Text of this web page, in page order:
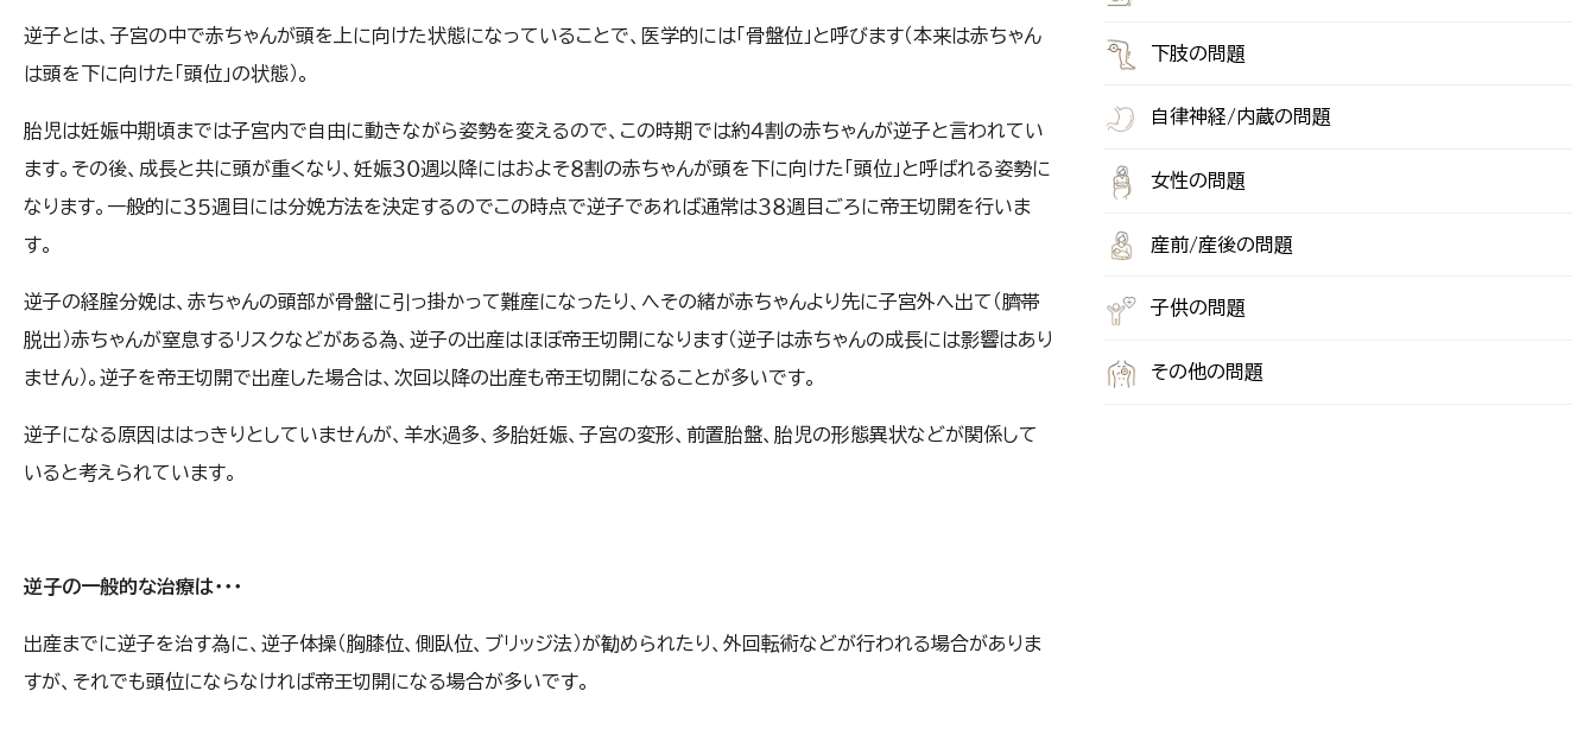
逆子とは、 子宮の中で赤ちゃんが頭を上に向けた状態になっていることで、医学的には「骨盤位」と呼びます（本来は赤ちゃん
は頭を下に向けた「頭位」の状態）。
胎児は妊娠中期頃までは子宮内で自由に動きながら姿勢を変えるので、この時期では約４割の赤ちゃんが逆子と言われてい
ます。その後、成長と共に頭が重くなり、妊娠３０週以降にはおよそ８割の赤ちゃんが頭を下に向けた「頭位」と呼ばれる姿勢に
なります。一般的に３５週目には分娩方法を決定するのでこの時点で逆子であれば通常は３８週目ごろに帝王切開を行いま
す。
逆子の経腟分娩は、赤ちゃんの頭部が骨盤に引っ掛かって難産になったり、へその緒が赤ちゃんより先に子宮外へ出て（臍帯
脱出）赤ちゃんが窒息するリスクなどがある為、逆子の出産はほぼ帝王切開になります（逆子は赤ちゃんの成長には影響はあり
ません）。逆子を帝王切開で出産した場合は、次回以降の出産も帝王切開になることが多いです。
逆子になる原因ははっきりとしていませんが、羊水過多、多胎妊娠、子宮の変形、前置胎盤、胎児の形態異状などが関係して
いると考えられています。
逆子の一般的な治療は・・・
出産までに逆子を治す為に、逆子体操（胸膝位、側臥位、ブリッジ法）が勧められたり、外回転術などが行われる場合がありま
すが、それでも頭位にならなければ帝王切開になる場合が多いです。
下肢の問題
自律神経/内蔵の問題
女性の問題
産前/産後の問題
子供の問題
その他の問題